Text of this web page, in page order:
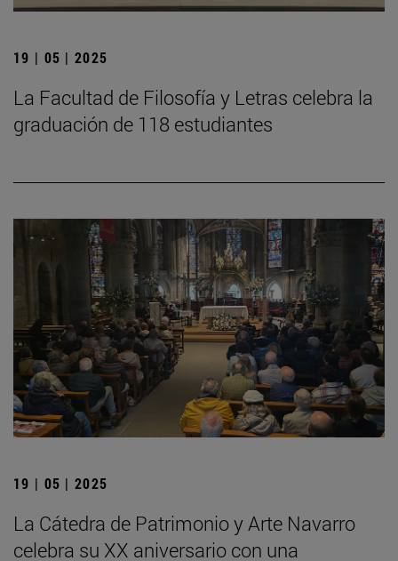
19 | 05 | 2025
La Facultad de Filosofía y Letras celebra la
graduación de 118 estudiantes
19 | 05 | 2025
La Cátedra de Patrimonio y Arte Navarro
celebra su XX aniversario con una